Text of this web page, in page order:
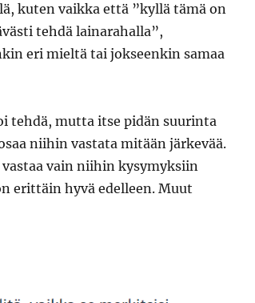
kuten vaikka että ”kyllä tämä on
tehdä lainarahalla”,
eri mieltä tai jokseenkin samaa
tehdä, mutta itse pidän suurinta
niihin vastata mitään järkevää.
vain niihin kysymyksiin
erittäin hyvä edelleen. Muut